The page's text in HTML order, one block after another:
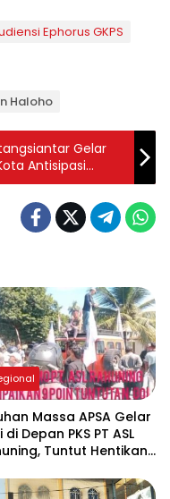
Ephorus GKPS
Haloho
Gelar
Antisipasi
Massa APSA Gelar
di Depan PKS PT ASL
Tuntut Hentikan
Asahan